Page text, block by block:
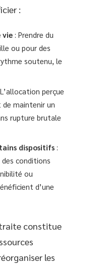
:
vie : Prendre du
ou pour des
soutenu, le
perçue
maintenir un
rupture brutale
dispositifs :
conditions
ou
d’une
constitue
les